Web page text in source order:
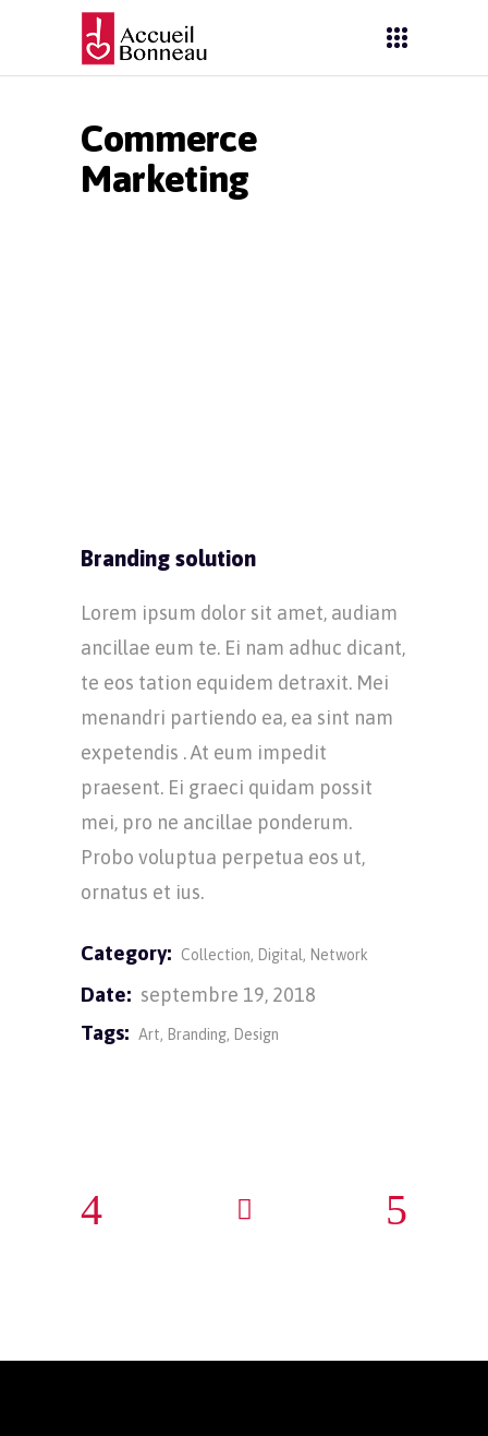
Commerce
Marketing
Branding solution
Lorem ipsum dolor sit amet, audiam
ancillae eum te. Ei nam adhuc dicant,
te eos tation equidem detraxit. Mei
menandri partiendo ea, ea sint nam
expetendis . At eum impedit
praesent. Ei graeci quidam possit
mei, pro ne ancillae ponderum.
Probo voluptua perpetua eos ut,
ornatus et ius.
Category: Collection Digital Network
Date: septembre 19, 2018
Tags: Art Branding Design